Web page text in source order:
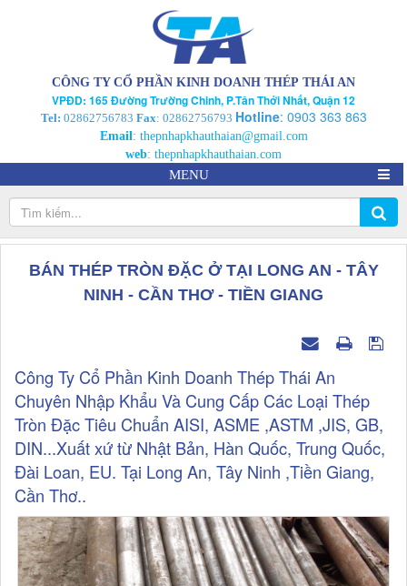
CÔNG TY CỔ PHẦN KINH DOANH THÉP THÁI AN
VPĐD: 165 Đường Trường Chinh, P.Tân Thới Nhất, Quận 12
Tel: 02862756783 Fax: 02862756793 Hotline: 0903 363 863
Email: thepnhapkhauthaian@gmail.com
web: thepnhapkhauthaian.com
MENU
BÁN THÉP TRÒN ĐẶC Ở TẠI LONG AN - TÂY
NINH - CẦN THƠ - TIỀN GIANG
Công Ty Cổ Phần Kinh Doanh Thép Thái An
Chuyên Nhập Khẩu Và Cung Cấp Các Loại Thép
Tròn Đặc Tiêu Chuẩn AISI, ASME ,ASTM ,JIS, GB,
DIN...Xuất xứ từ Nhật Bản, Hàn Quốc, Trung Quốc,
Đài Loan, EU. Tại Long An, Tây Ninh ,Tiền Giang,
Cần Thơ..